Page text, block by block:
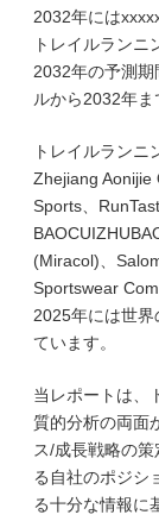
2032年には
トレイルラン
2032年の予測
ルから2032年ま
トレイルランニ
Zhejiang Aonijie
Sports、
(Miracol)、
Sportswear
2025年には世
ています。
当レポートは、
質的分析の両面
ス/成長戦略の
る自社のポジシ
る十分な情報に